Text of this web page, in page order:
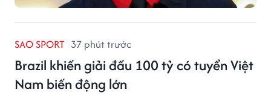
SAO SPORT 37 phút trước
Brazil khiến giải đấu 100 tỷ có tuyển Việt
Nam biến động lớn